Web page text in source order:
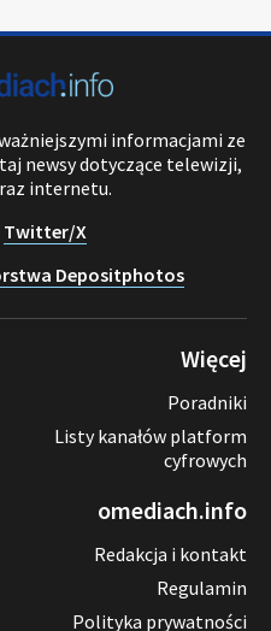
informacjami ze
newsy dotyczące telewizji,
internetu.
Twitter/X
Depositphotos
Więcej
Poradniki
Listy kanałów platform
cyfrowych
omediach.info
Redakcja i kontakt
Regulamin
Polityka prywatności